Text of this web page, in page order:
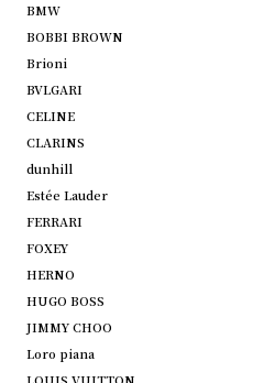
BMW
BOBBI BROWN
Brioni
BVLGARI
CELINE
CLARINS
dunhill
Estée Lauder
FERRARI
FOXEY
HERNO
HUGO BOSS
JIMMY CHOO
Loro piana